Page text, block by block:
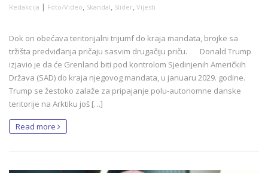
Redakcija | Foto/Video, Skandal, Slider, Vijesti
Dok on obećava teritorijalni trijumf do kraja mandata, brojke sa
tržišta predviđanja pričaju sasvim drugačiju priču. Donald Trump
izjavio je da će Grenland biti pod kontrolom Sjedinjenih Američkih
Država (SAD) do kraja njegovog mandata, u januaru 2029. godine.
Trump se žestoko zalaže za pripajanje polu-autonomne danske
teritorije na Arktiku još […]
Read more